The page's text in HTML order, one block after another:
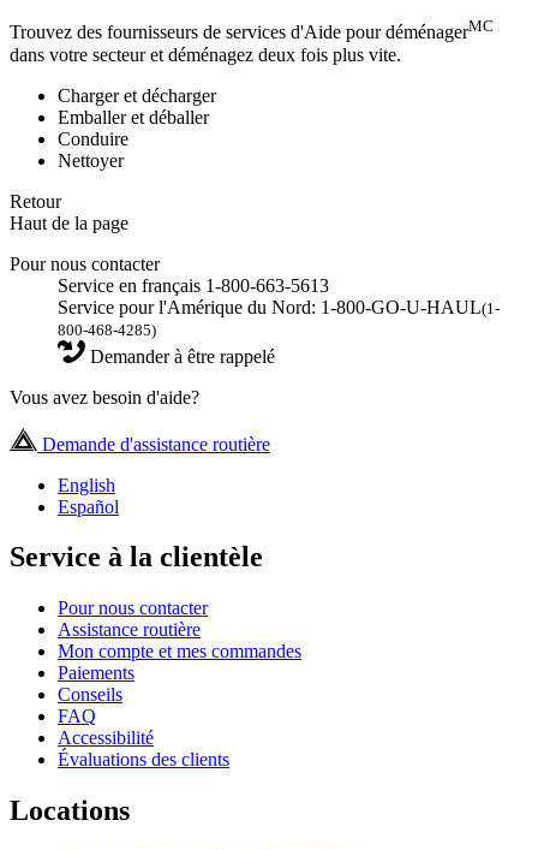
Trouvez des fournisseurs de services d'Aide pour déménagerMC
dans votre secteur et déménagez deux fois plus vite.
Charger et décharger
Emballer et déballer
Conduire
Nettoyer
Retour
Haut de la page
Pour nous contacter
Service en français 1-800-663-5613
Service pour l'Amérique du Nord: 1-800-GO-U-HAUL(1-
800-468-4285)
Demander à être rappelé
Vous avez besoin d'aide?
Demande d'assistance routière
English
Español
Service à la clientèle
Pour nous contacter
Assistance routière
Mon compte et mes commandes
Paiements
Conseils
FAQ
Accessibilité
Évaluations des clients
Locations